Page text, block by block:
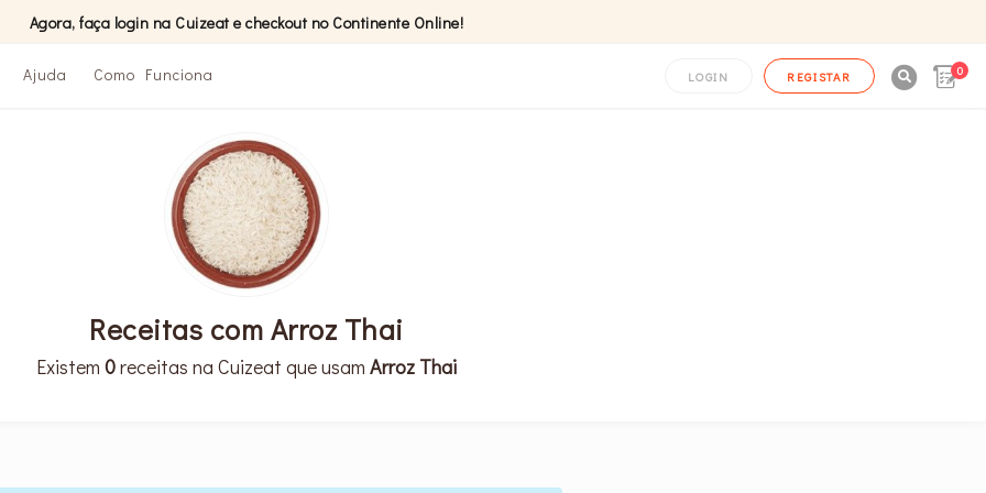
Agora, faça login na Cuizeat e checkout no Continente Online!
Ajuda Como Funciona LOGIN REGISTAR 0
Receitas com Arroz Thai
Existem 0receitas na Cuizeat que usam Arroz Thai